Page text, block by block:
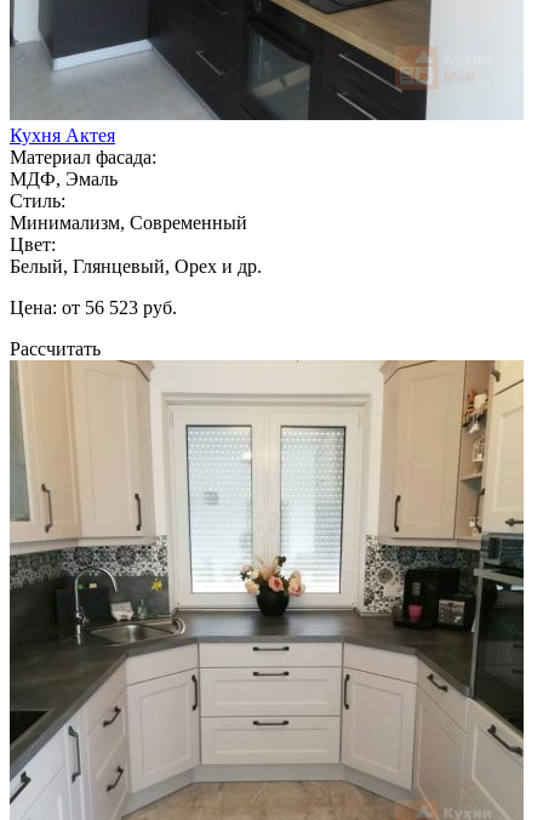
Кухня Актея
Материал фасада:
МДФ, Эмаль
Стиль:
Минимализм, Современный
Цвет:
Белый, Глянцевый, Орех и др.
Цена: от 56 523 руб.
Рассчитать